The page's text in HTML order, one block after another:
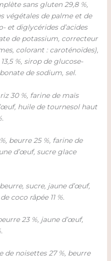
sans gluten 29,8 %,
végétales de palme et de
et diglycérides d’acides
de potassium, correcteur
colorant : caroténoïdes),
%, sirop de glucose-
de sodium, sel.
30 %, farine de maïs
huile de tournesol haut
beurre 25 %, farine de
d’œuf, sucre glace
sucre, jaune d’œuf,
coco râpée 11 %.
23 %, jaune d’œuf,
de noisettes 27 %, beurre